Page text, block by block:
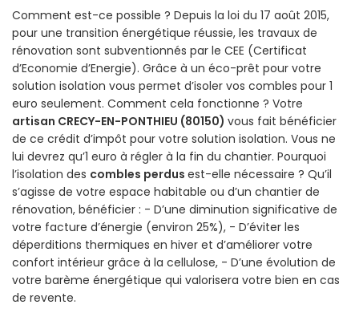
Comment est-ce possible ? Depuis la loi du 17 août 2015,
pour une transition énergétique réussie, les travaux de
rénovation sont subventionnés par le CEE (Certificat
d’Economie d’Energie). Grâce à un éco-prêt pour votre
solution isolation vous permet d’isoler vos combles pour 1
euro seulement. Comment cela fonctionne ? Votre
artisan CRECY-EN-PONTHIEU (80150) vous fait bénéficier
de ce crédit d’impôt pour votre solution isolation. Vous ne
lui devrez qu’1 euro à régler à la fin du chantier. Pourquoi
l’isolation des combles perdus est-elle nécessaire ? Qu’il
s’agisse de votre espace habitable ou d’un chantier de
rénovation, bénéficier : - D’une diminution significative de
votre facture d’énergie (environ 25%), - D’éviter les
déperditions thermiques en hiver et d’améliorer votre
confort intérieur grâce à la cellulose, - D’une évolution de
votre barème énergétique qui valorisera votre bien en cas
de revente.